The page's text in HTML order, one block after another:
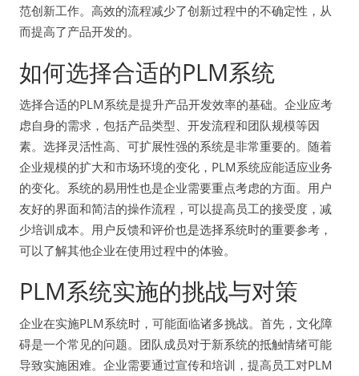
范创新工作。高效的流程减少了创新过程中的不确定性，从
而提高了产品开发的。
如何选择合适的PLM系统
选择合适的PLM系统是提升产品开发效率的基础。企业应考
虑自身的需求，包括产品类型、开发流程和团队规模等因
素。选择灵活性高、可扩展性强的系统是非常重要的。随着
企业规模的扩大和市场环境的变化，PLM系统应能适应业务
的变化。系统的易用性也是企业需要重点考虑的方面。用户
友好的界面和简洁的操作流程，可以提高员工的接受度，减
少培训成本。用户反馈和评价也是选择系统时的重要参考，
可以了解其他企业在使用过程中的体验。
PLM系统实施的挑战与对策
企业在实施PLM系统时，可能面临诸多挑战。首先，文化障
碍是一个常见的问题。团队成员对于新系统的抵触情绪可能
导致实施困难。企业需要通过宣传和培训，提高员工对PLM